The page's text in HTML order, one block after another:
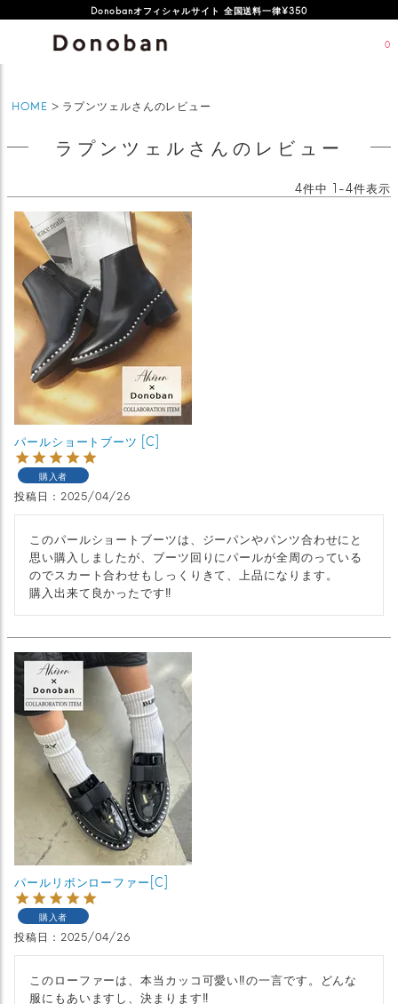
Donobanオフィシャルサイト 全国送料一律¥350
0
HOME ラプンツェルさんのレビュー
ラプンツェルさんのレビュー
4件中 1 -4件表示
パールショートブーツ [C]
購入者
投稿日 2025/04/26
このパールショートブーツは、ジーパンやパンツ合わせにと
思い購入しましたが、ブーツ回りにパールが全周のっている
のでスカート合わせもしっくりきて、上品になります。
購入出来て良かったです‼︎
パールリボンローファー[C]
購入者
投稿日 2025/04/26
このローファーは、本当カッコ可愛い‼︎の一言です。どんな
服にもあいますし、決まります‼︎